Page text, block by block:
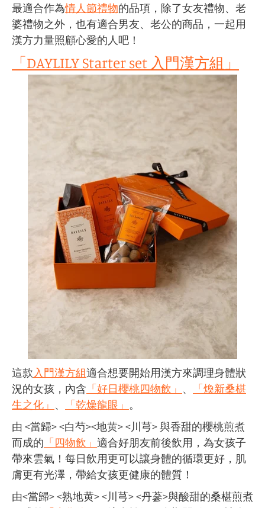
最適合作為情人節禮物的品項，除了女友禮物、老
婆禮物之外，也有適合男友、老公的商品，一起用
漢方力量照顧心愛的人吧！
「DAYLILY Starter set 入門漢方組」
這款入門漢方組適合想要開始用漢方來調理身體狀
況的女孩，內含 「好日櫻桃四物飲」 、
「煥新桑椹
生之化」 、 「乾燥龍眼」 。
由 <當歸> <白芍><地黄> <川芎> 與香甜的櫻桃煎煮
而成的 「四物飲」 適合好朋友前後飲用，為女孩子
帶來雲氣！每日飲用更可以讓身體的循環更好，肌
膚更有光澤，帶給女孩更健康的體質！
由<當歸> <熟地黄> <川芎> <丹蔘>與酸甜的桑椹煎煮